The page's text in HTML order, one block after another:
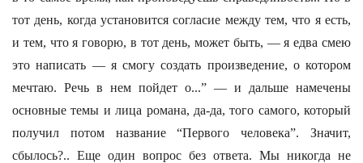
тот день, когда установится согласие между тем, что я есть,
и тем, что я говорю, в тот день, может быть, — я едва смею
это написать — я смогу создать произведение, о котором
мечтаю. Речь в нем пойдет о...” — и дальше намечены
основные темы и лица романа, да-да, того самого, который
получил потом название “Первого человека”. Значит,
сбылось?.. Еще один вопрос без ответа. Мы никогда не